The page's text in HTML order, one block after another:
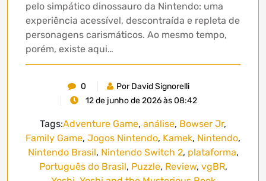
pelo simpático dinossauro da Nintendo: uma
experiência acessível, descontraída e repleta de
personagens carismáticos. Ao mesmo tempo,
porém, existe aqui…
0
Por David Signorelli
12 de junho de 2026 às 08:42
Tags:Adventure Game, análise, Bowser Jr,
Family Game, Jogos Nintendo, Kamek, Nintendo,
Nintendo Brasil, Nintendo Switch 2, plataforma,
Português do Brasil, Puzzle, Review, vgBR,